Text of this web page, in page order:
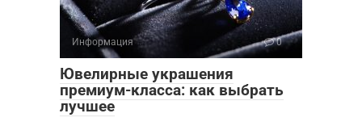
Информация 0
Ювелирные украшения
премиум-класса: как выбрать
лучшее